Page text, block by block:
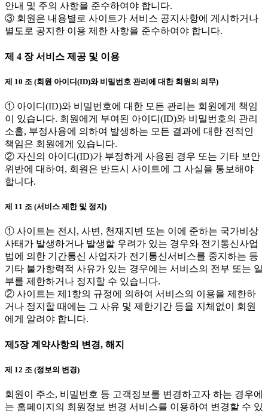
안내 및 주의 사항을 준수하여야 합니다.
③ 회원은 내용별로 사이트가 서비스 공지사항에 게시하거나
별도로 공지한 이용 제한 사항을 준수하여야 합니다.
제 4 장 서비스 제공 및 이용
제 10 조 (회원 아이디(ID)와 비밀번호 관리에 대한 회원의 의무)
① 아이디(ID)와 비밀번호에 대한 모든 관리는 회원에게 책임
이 있습니다. 회원에게 부여된 아이디(ID)와 비밀번호의 관리
소홀, 부정사용에 의하여 발생하는 모든 결과에 대한 전적인
책임은 회원에게 있습니다.
② 자신의 아이디(ID)가 부정하게 사용된 경우 또는 기타 보안
위반에 대하여, 회원은 반드시 사이트에 그 사실을 통보해야
합니다.
제 11 조 (서비스 제한 및 정지)
① 사이트는 전시, 사변, 천재지변 또는 이에 준하는 국가비상
사태가 발생하거나 발생할 우려가 있는 경우와 전기통신사업
법에 의한 기간통신 사업자가 전기통신서비스를 중지하는 등
기타 불가항력적 사유가 있는 경우에는 서비스의 전부 또는 일
부를 제한하거나 정지할 수 있습니다.
② 사이트는 제1항의 규정에 의하여 서비스의 이용을 제한하
거나 정지할 때에는 그 사유 및 제한기간 등을 지체없이 회원
에게 알려야 합니다.
제5장 계약사항의 변경, 해지
제 12 조 (정보의 변경)
회원이 주소, 비밀번호 등 고객정보를 변경하고자 하는 경우에
는 홈페이지의 회원정보 변경 서비스를 이용하여 변경할 수 있